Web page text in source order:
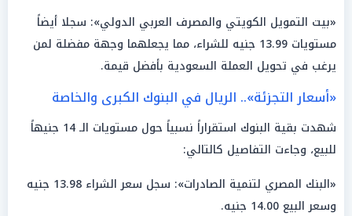
«بيت التمويل الكويتي والمصرف العربي الدولي»: سجلا أيضاً
مستويات 13.99 جنيه للشراء، مما يجعلهما وجهة مفضلة لمن
يرغب في تحويل العملة السعودية بأفضل قيمة.
«أسعار التجزئة».. الريال في البنوك الكبرى والخاصة
شهدت بقية البنوك استقراراً نسبياً حول مستويات الـ 14 جنيهاً
للبيع، وجاءت التفاصيل كالتالي:
«البنك المصري لتنمية الصادرات»: سجل سعر الشراء 13.98 جنيه
وسعر البيع 14.00 جنيه.